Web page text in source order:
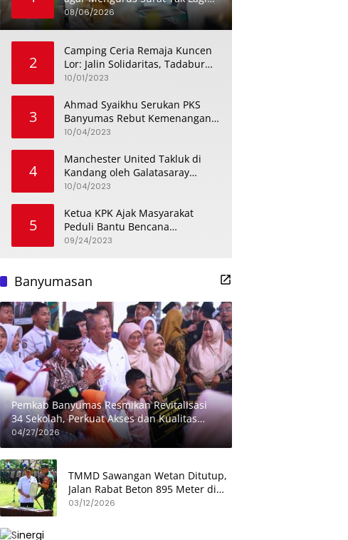
Menghabiskan Sehari Penuh
08/06/2026
2
Camping Ceria Remaja Kuncen
Lor: Jalin Solidaritas, Tadabur
Alam, dan Bahas Isu
10/01/2023
3
Ahmad Syaikhu Serukan PKS
Banyumas Rebut Kemenangan
dengan Meneladani Perjuangan
10/04/2023
4
Manchester United Takluk di
Kandang oleh Galatasaray
dalam Aksi Liga Champions
10/04/2023
5
Ketua KPK Ajak Masyarakat
Peduli Bantu Bencana
Kekeringan di Banyumas
09/24/2023
Banyumasan
Pemkab Banyumas Resmikan Revitalisasi
34 Sekolah, Perkuat Akses dan Kualitas
Pendidikan
04/27/2026
TMMD Sawangan Wetan Ditutup,
Jalan Rabat Beton 895 Meter di
Patikraja Banyumas Rampung
03/12/2026